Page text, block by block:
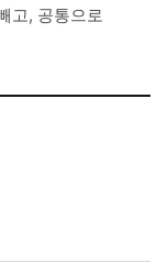
고, 공통으로